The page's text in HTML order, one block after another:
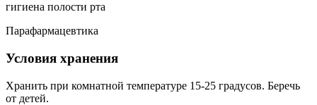
гигиена полости рта
Парафармацевтика
Условия хранения
Хранить при комнатной температуре 15-25 градусов. Беречь
от детей.